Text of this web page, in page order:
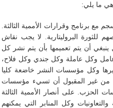
هي ما يلي:
مع برنامج وقرارات الأممية الثالثة.
للثورة البروليتارية. لا يجب نقاش
ينبغي أن يتم تعميمها بأن يتم نشر كل
عامل وكل عاملة وكل جندي وكل فلاح،
وكل مؤسسات النشر خاضعة كليا
من غير المقبول أن تسيء مؤسسات
الحزب. على أنصار الأممية الثالثة
وكل المنابر التي يمكنهم